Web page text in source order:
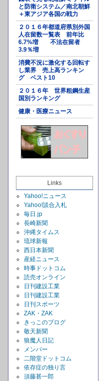
と防衛システム／南北朝鮮
＋東アジア各国の戦力
２０１６年都道府県別外国
人在留数一覧表 前年比
6.7%増 不法在留者
3.9％増
消費不況に激化する回転す
し業界 売上高ランキン
グ ベスト10
２０１６年 世界粗鋼生産
国別ランキング
健康・医療ニュース
Links
Yahoo!ニュース
Yahoo!談合入札
毎日.jp
長崎新聞
沖縄タイムス
琉球新報
西日本新聞
産経ニュース
時事ドットコム
読売オンライン
日刊建設工業
日刊建設工業
日刊スポーツ
ZAK・ZAK
きっこのブログ
敬天新聞
狼魔人日記
メンバー
二階堂ドットコム
依存症の独り言
須藤甚一郎